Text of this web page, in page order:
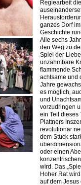
Regiearbeit
ganzes Dorf
Geschichte
Alle sechs
den Weg zu
Spiel der
unzähmbare
flammende
achtsame und
Jahre
es möglich,
und
vorzudringen
ein Teil dieses
Plattners
revolutionär
dem Stück
oder einen
wird. Das
Hoher Rat
auf dem Jesus